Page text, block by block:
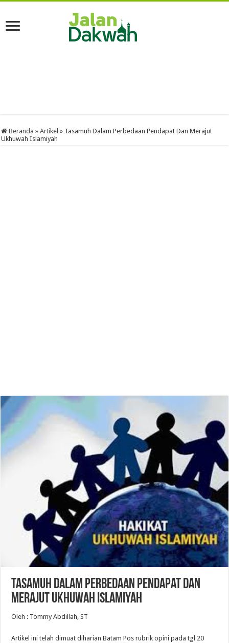
Beranda » Artikel » Tasamuh Dalam Perbedaan Pendapat Dan Merajut
Ukhuwah Islamiyah
Tasamuh Dalam Perbedaan Pendapat Dan
Merajut Ukhuwah Islamiyah
Oleh : Tommy Abdillah, ST
Artikel ini telah dimuat diharian Batam Pos rubrik opini pada tgl 20